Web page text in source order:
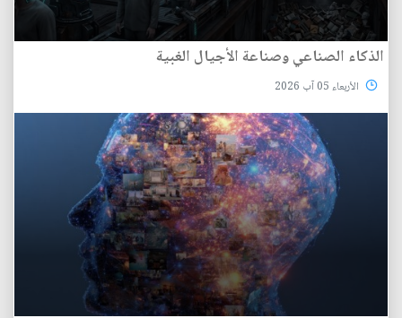
الذكاء الصناعي وصناعة الأجيال الغبية
الأربعاء 05 آب 2026